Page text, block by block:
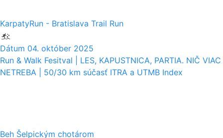
KarpatyRun - Bratislava Trail Run
Dátum 04. október 2025
Run & Walk Fesitval | LES, KAPUSTNICA, PARTIA. NIČ VIAC
NETREBA | 50/30 km súčasť ITRA a UTMB Index
Beh Šelpickým chotárom